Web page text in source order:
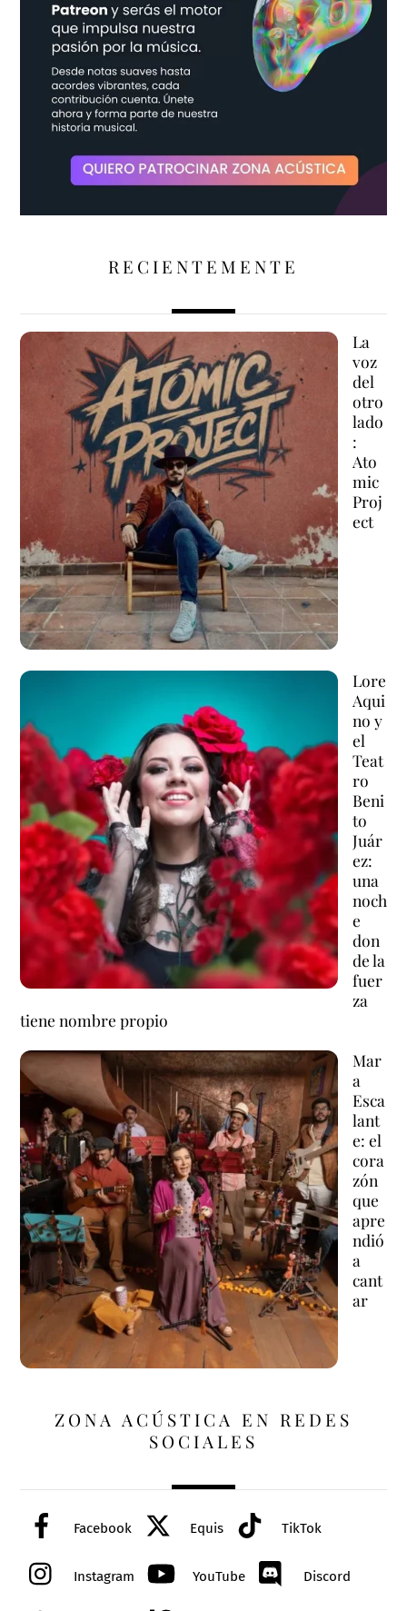
RECIENTEMENTE
La
voz
del
otro
lado
:
Ato
mic
Proj
ect
Lore
Aqui
no y
el
Teat
ro
Beni
to
Juár
ez:
una
noch
e
don
de la
fuer
za
tiene nombre propio
Mar
a
Esca
lant
e: el
cora
zón
que
apre
ndió
a
cant
ar
ZONA ACÚSTICA EN REDES
SOCIALES
Facebook Equis TikTok
Instagram YouTube Discord